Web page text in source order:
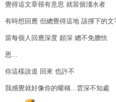
覺得這文章很有意思 就當個淺水者
有時想回應 但總覺得這地 該揮下的文
當每個人回應深度 頗深 總不免膽怯
恩...
你這樣說道 回來 也許不
我感覺就好像你的暱稱...雲深不知處